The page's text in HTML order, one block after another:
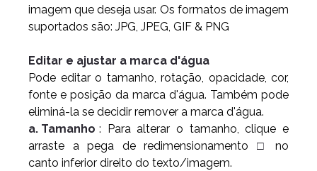
imagem que deseja usar. Os formatos de imagem
suportados são: JPG, JPEG, GIF & PNG
Editar e ajustar a marca d'água
Pode editar o tamanho, rotação, opacidade, cor,
fonte e posição da marca d'água. Também pode
eliminá-la se decidir remover a marca d'água.
a. Tamanho : Para alterar o tamanho, clique e
arraste a pega de redimensionamento □
no
canto inferior direito do texto/imagem.